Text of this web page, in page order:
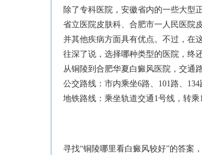
除了专科医院，安徽省内的一些大型
省立医院皮肤科、合肥市一人民医院
并其他疾病方面具有优点。不过，在
往深了说，选择哪种类型的医院，终
从铜陵到合肥华夏白癜风医院，交通
公交路线：市内乘坐6路、101路、
地铁路线：乘坐轨道交通1号线，转乘
寻找“铜陵哪里看白癜风较好”的答案